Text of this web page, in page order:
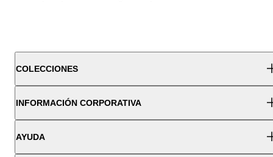
COLECCIONES
INFORMACIÓN CORPORATIVA
AYUDA